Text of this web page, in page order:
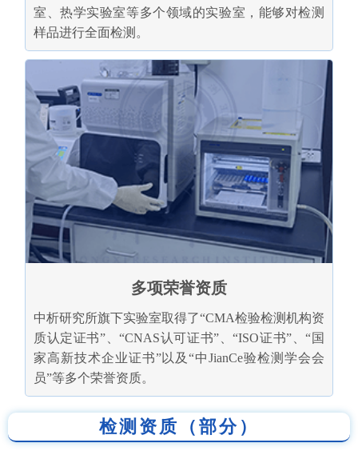
室、热学实验室等多个领域的实验室，能够对检测
样品进行全面检测。
多项荣誉资质
中析研究所旗下实验室取得了“CMA检验检测机构资
质认定证书”、“CNAS认可证书”、“ISO证书”、“国
家高新技术企业证书”以及“中JianCe验检测学会会
员”等多个荣誉资质。
检测资质（部分）